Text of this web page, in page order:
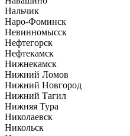
Нальчик
Наро-Фоминск
Невинномысск
Нефтегорск
Нефтекамск
Нижнекамск
Нижний Ломов
Нижний Новгород
Нижний Тагил
Нижняя Тура
Николаевск
Никольск